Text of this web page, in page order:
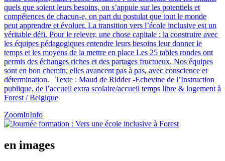
quels que soient leurs besoins, on s’appuie sur les potentiels et
compétences de chacun-e, on part du postulat que tout le monde
peut apprendre et évoluer. La transition vers l’école inclusive est un
véritable défi. Pour le relever, une chose capitale : la construire avec
les équipes pédagogiques entendre leurs besoins leur donner le
temps et les moyens de la mettre en place Les 25 tables rondes ont
permis des échanges riches et des partages fructueux. Nos équipes
sont en bon chemin; elles avancent pas à pas, avec conscience et
détermination. Texte : Maud de Ridder -Echevine de l’Instruction
publique, de l’accueil extra scolaire/accueil temps libre & logement à
Forest / Belgique
ZoomInInfo
en images